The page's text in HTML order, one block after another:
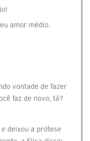
amor médio.
vontade de fazer
faz de novo, tá?
deixou a prótese